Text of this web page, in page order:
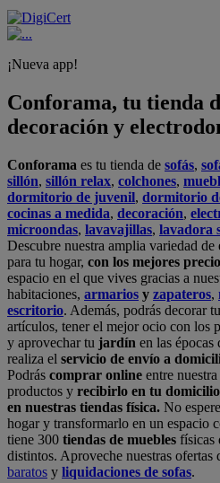
¡Nueva app!
Conforama, tu tienda
decoración y
Conforama es tu tienda de sofás,
sillón, sillón relax, colchones,
dormitorio de juvenil, dormitorio
cocinas a medida, decoración,
microondas, lavavajillas, lavadora
Descubre nuestra amplia variedad
para tu hogar, con los mejores
espacio en el que vives gracias a
habitaciones, armarios y zapateros,
escritorio. Además, podrás decorar
artículos, tener el mejor ocio con los
y aprovechar tu jardín en las
realiza el servicio de envío a
Podrás comprar online entre
productos y recibirlo en tu domicilio
en nuestras tiendas física. No
hogar y transformarlo en un espacio
tiene 300 tiendas de muebles físicas
distintos. Aproveche nuestras ofertas
baratos y liquidaciones de sofas.